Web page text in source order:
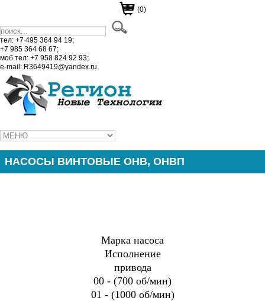
(0)
тел: +7 495 364 94 19;
+7 985 364 68 67;
моб.тел: +7 958 824 92 93;
e-mail: R3649419@yandex.ru
НАСОСЫ ВИНТОВЫЕ ОНВ, ОНВП
Марка насоса
Исполнение
привода
00 - (700 об/мин)
01 - (1000 об/мин)